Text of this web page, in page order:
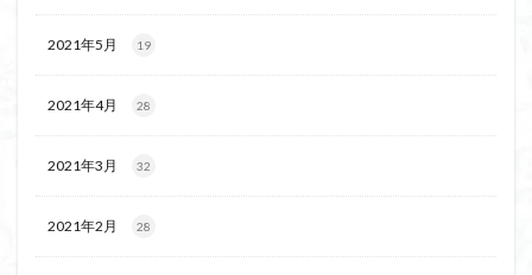
2021年5月 19
2021年4月 28
2021年3月 32
2021年2月 28